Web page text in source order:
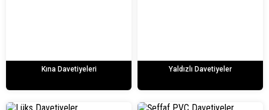
Kına Davetiyeleri Yaldızlı Davetiyeler